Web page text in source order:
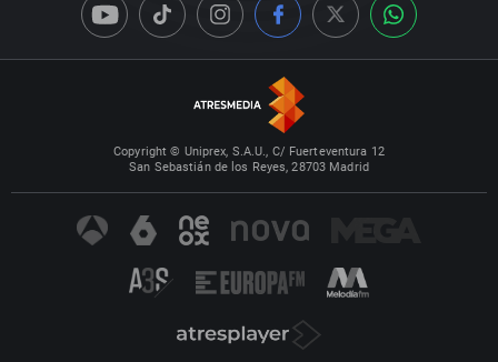
Copyright © Uniprex, S.A.U., C/ Fuerteventura 12
San Sebastián de los Reyes, 28703 Madrid